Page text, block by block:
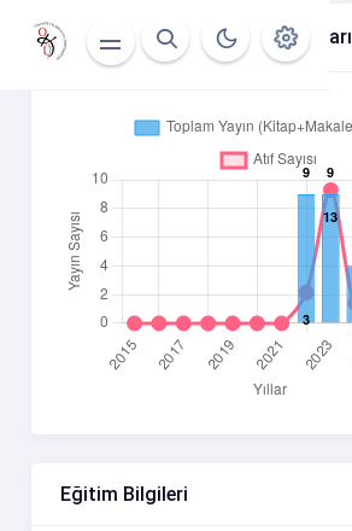
Yıllara Göre Atıf Ve Yayın Sayıları
Eğitim Bilgileri